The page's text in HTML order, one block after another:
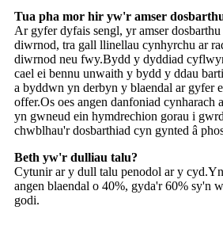
Tua pha mor hir yw'r amser
Ar gyfer dyfais sengl, yr amser
diwrnod, tra gall llinellau cynhyrchu ar
diwrnod neu fwy.Bydd y dyddiad
cael ei bennu unwaith y bydd y ddau
a byddwn yn derbyn y blaendal ar gyfer
offer.Os oes angen danfoniad cynharach
yn gwneud ein hymdrechion gorau i
chwblhau'r dosbarthiad cyn gynted â
Beth yw'r dulliau talu?
Cytunir ar y dull talu penodol ar y
angen blaendal o 40%, gyda'r 60% sy'n
godi.